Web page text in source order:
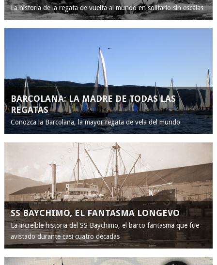
La historia de la regata de vuelta al mundo en solitario sin escalas
BARCOLANA: LA MADRE DE TODAS LAS
REGATAS
Conozca la Barcolana, la mayor regata de vela del mundo
SS BAYCHIMO, EL FANTASMA LONGEVO
La increíble historia del SS Baychimo, el barco fantasma que fue
avistado durante casi cuatro décadas